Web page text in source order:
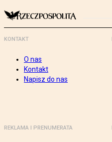
KONTAKT
O nas
Kontakt
Napisz do nas
REKLAMA I PRENUMERATA